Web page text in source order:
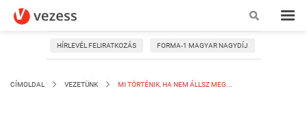
HÍRLEVÉL FELIRATKOZÁS FORMA-1 MAGYAR NAGYDÍJ
CÍMOLDAL VEZETÜNK MI TÖRTÉNIK, HA NEM ÁLLSZ MEG...